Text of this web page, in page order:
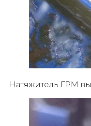
Натяжитель ГРМ